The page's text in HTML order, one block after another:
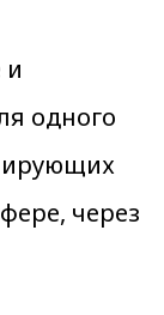
и
одного
через